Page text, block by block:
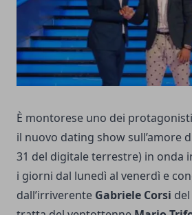
È montorese uno dei
il nuovo dating show sull’amore
31 del digitale terrestre) in onda
i giorni dal lunedì al venerdì e
dall’irriverente Gabriele Corsi del